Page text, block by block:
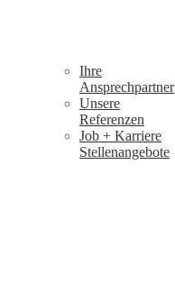
Ihre
Ansprechpartner
Unsere
Referenzen
Job + Karriere
Stellenangebote